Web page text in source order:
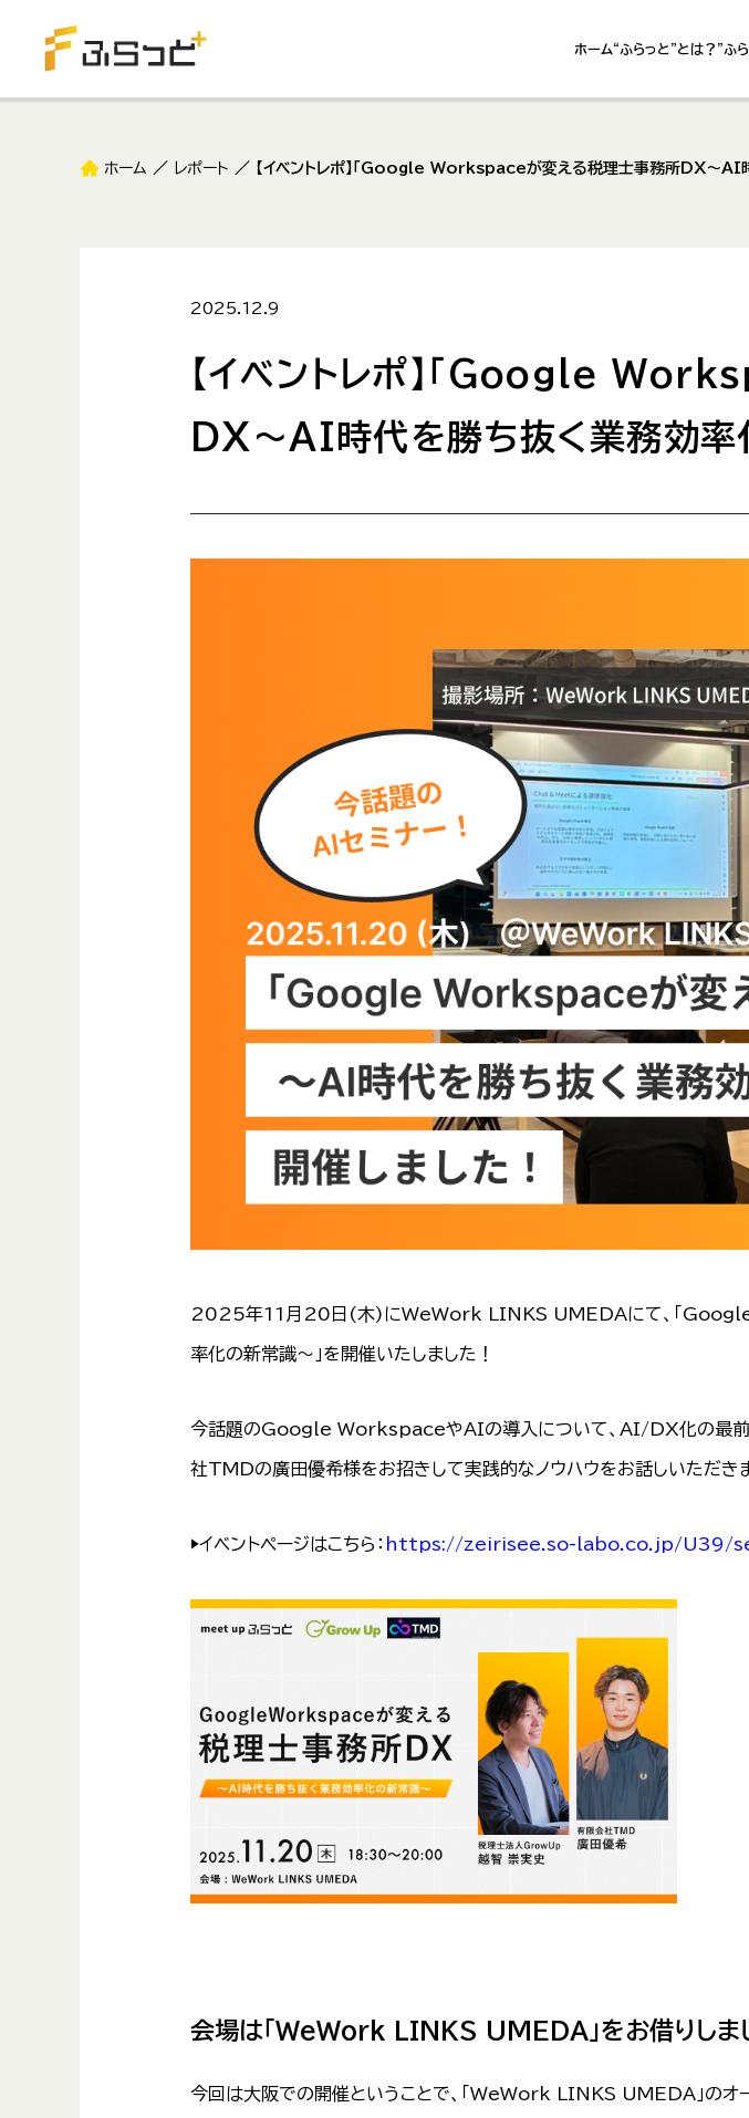
ホーム“ふらっと”とは？ ”ふ
ホーム レポート 【イベントレポ】「Google Workspaceが変える税理士事務所DX〜AI
2025.12.9
【イベントレポ】「Google
DX〜AI時代を勝ち抜く業務効率
2025年11月20日(木)にWeWork LINKS UMEDAにて、「
率化の新常識～」を開催いたしました！
今話題のGoogle WorkspaceやAIの導入について、AI/DX化の最前
社TMDの廣田優希様をお招きして実践的なノウハウをお話しいただき
▶︎イベントページはこちら： https://zeirisee.so-labo.co.jp/U39/
会場は「WeWork LINKS UMEDA」をお借りしま
今回は大阪での開催ということで、「WeWork LINKS UMEDA」のオ